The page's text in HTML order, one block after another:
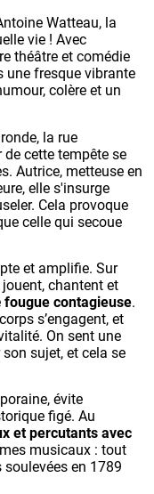
Watteau, la
vie ! Avec
théâtre et comédie
une fresque vibrante
colère et un
la rue
cette tempête se
. Autrice, metteuse en
elle s'insurge
Cela provoque
celle qui secoue
et amplifie. Sur
chantent et
fougue contagieuse.
s’engagent, et
On sent une
sujet, et cela se
évite
figé. Au
et percutants avec
musicaux : tout
en 1789